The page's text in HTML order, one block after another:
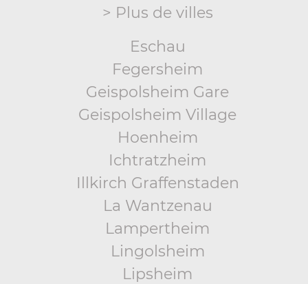
> Plus de villes
Eschau
Fegersheim
Geispolsheim Gare
Geispolsheim Village
Hoenheim
Ichtratzheim
Illkirch Graffenstaden
La Wantzenau
Lampertheim
Lingolsheim
Lipsheim